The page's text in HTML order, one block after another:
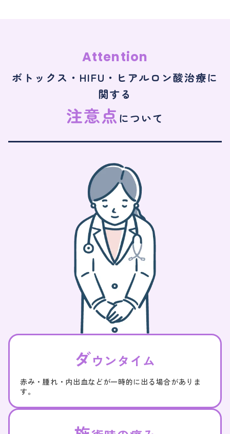
Attention
ボトックス・HIFU・ヒアルロン酸治療に
関する
注意点 について
ダウンタイム
赤み・腫れ・内出血などが一時的に出る場合がありま
す。